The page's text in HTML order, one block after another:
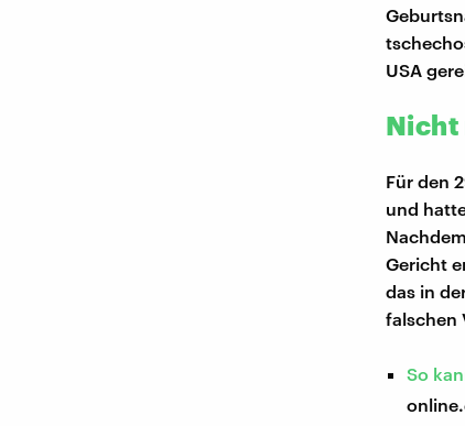
USA
Nicht
Für den
und
Gericht
das in
falschen
So